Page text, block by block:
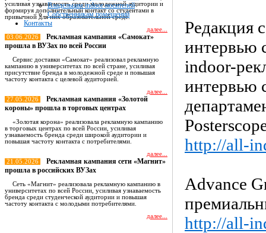
Владельцам indoor носителей
Собственникам помещений
Контакты
усиливая узнаваемость среди молодежной аудитории и
формируя дополнительный контакт со студентами в
привычной для них образовательной среде.
далее...
03.06.2026
Рекламная кампания «Самокат»
прошла в ВУЗах по всей России
Сервис доставки «Самокат» реализовал рекламную
кампанию в университетах по всей стране, усиливая
присутствие бренда в молодежной среде и повышая
частоту контакта с целевой аудиторией.
далее...
27.05.2026
Рекламная кампания «Золотой
короны» прошла в торговых центрах
«Золотая корона» реализовала рекламную кампанию
в торговых центрах по всей России, усиливая
узнаваемость бренда среди широкой аудитории и
повышая частоту контакта с потребителями.
далее...
21.05.2026
Рекламная кампания сети «Магнит»
прошла в российских ВУЗах
Сеть «Магнит» реализовала рекламную кампанию в
университетах по всей России, усиливая узнаваемость
бренда среди студенческой аудитории и повышая
частоту контакта с молодыми потребителями.
далее...
Редакция
интервью
indoor-
интервью
http://all-
Advance
http://all-